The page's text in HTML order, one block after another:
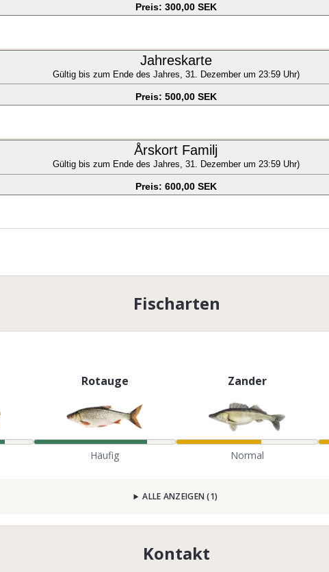
Preis: 300,00 SEK
Jahreskarte
Gültig bis zum Ende des Jahres, 31. Dezember um 23:59 Uhr)
Preis: 500,00 SEK
Årskort Familj
Gültig bis zum Ende des Jahres, 31. Dezember um 23:59 Uhr)
Preis: 600,00 SEK
Fischarten
Rotauge
Häufig
Zander
Normal
ALLE ANZEIGEN(1)
Kontakt